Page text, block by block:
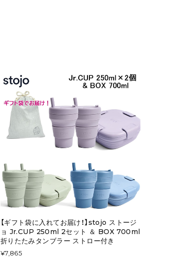
【ギフト袋に入れてお届け！】stojo ストージ
ョ Jr.CUP 250ml 2セット ＆ BOX 700ml
折りたたみタンブラー ストロー付き
¥7,865